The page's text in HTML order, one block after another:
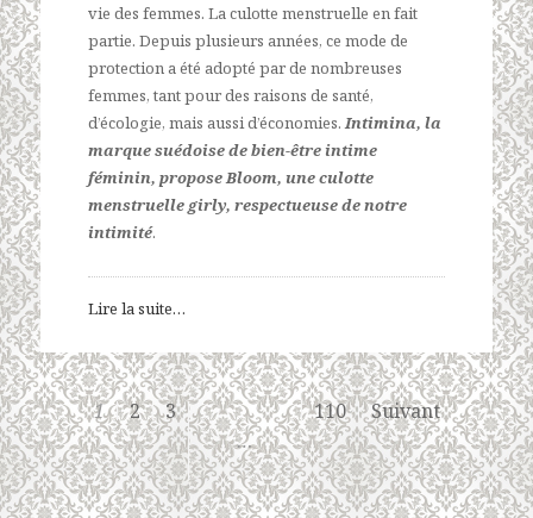
vie des femmes. La culotte menstruelle en fait
partie. Depuis plusieurs années, ce mode de
protection a été adopté par de nombreuses
femmes, tant pour des raisons de santé,
d’écologie, mais aussi d’économies.Intimina, la
marque suédoise de bien-être intime
féminin, propose Bloom, une culotte
menstruelle girly, respectueuse de notre
intimité.
Lire la suite…
1 2
3
…
110 Suivant